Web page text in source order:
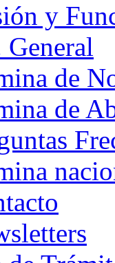
y
General
de
de